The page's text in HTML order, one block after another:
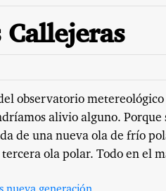
observatorio
alivio alguno. Porque
de una nueva ola de frío
ola polar. Todo en el